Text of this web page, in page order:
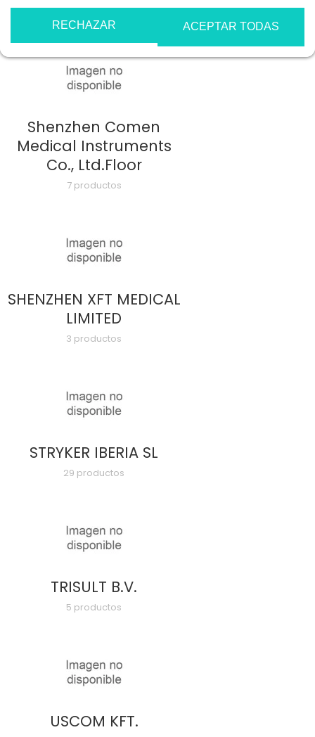
RECHAZAR ACEPTAR TODAS
Shenzhen Comen
Medical Instruments
Co., Ltd.Floor
7 productos
SHENZHEN XFT MEDICAL
LIMITED
3 productos
STRYKER IBERIA SL
29 productos
TRISULT B.V.
5 productos
USCOM KFT.